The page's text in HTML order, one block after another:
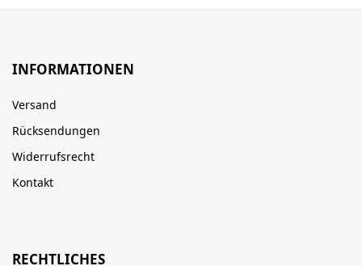
INFORMATIONEN
Versand
Rücksendungen
Widerrufsrecht
Kontakt
RECHTLICHES